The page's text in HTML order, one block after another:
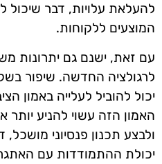
להעלאת עלויות, דבר שיכול
המוצעים ללקוחות.
עם זאת, ישנם גם יתרונות
לרגולציה החדשה. שיפור
יכול להוביל לעלייה באמון
האמון הזה עשוי להניע יותר
ולבצע תכנון פנסיוני
יכולת ההתמודדות עם